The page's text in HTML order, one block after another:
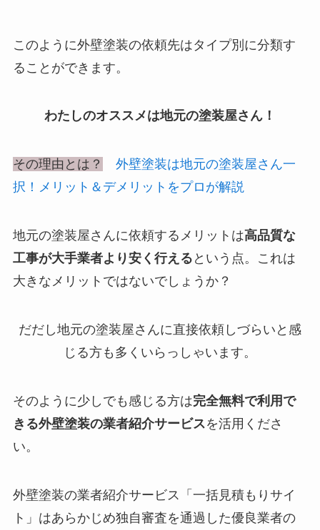
このように外壁塗装の依頼先はタイプ別に分類す
ることができます。
わたしのオススメは地元の塗装屋さん！
その理由とは？
外壁塗装は地元の塗装屋さん一
択！メリット＆デメリットをプロが解説
地元の塗装屋さんに依頼するメリットは高品質な
工事が大手業者より安く行える という点。これは
大きなメリットではないでしょうか？
だだし地元の塗装屋さんに直接依頼しづらいと感
じる方も多くいらっしゃいます。
そのように少しでも感じる方は完全無料で利用で
きる外壁塗装の業者紹介サービスを活用くださ
い。
外壁塗装の業者紹介サービス「一括見積もりサイ
ト」はあらかじめ独自審査を通過した優良業者の